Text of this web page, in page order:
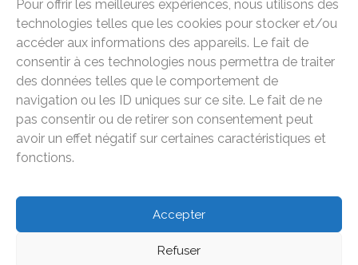
Pour offrir les meilleures expériences, nous utilisons des
technologies telles que les cookies pour stocker et/ou
accéder aux informations des appareils. Le fait de
consentir à ces technologies nous permettra de traiter
des données telles que le comportement de
navigation ou les ID uniques sur ce site. Le fait de ne
pas consentir ou de retirer son consentement peut
avoir un effet négatif sur certaines caractéristiques et
fonctions.
Accepter
Refuser